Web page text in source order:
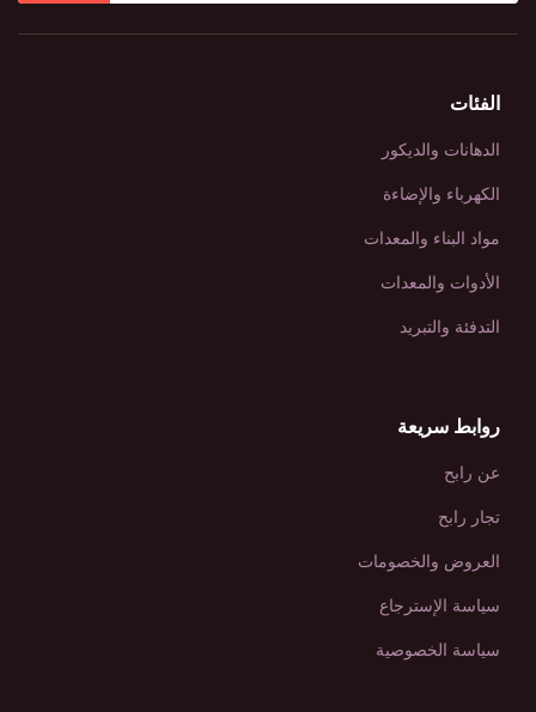
الفئات
الدهانات والديكور
الكهرباء والإضاءة
مواد البناء والمعدات
الأدوات والمعدات
التدفئة والتبريد
روابط سريعة
عن رابح
تجار رابح
العروض والخصومات
سياسة الإسترجاع
سياسة الخصوصية